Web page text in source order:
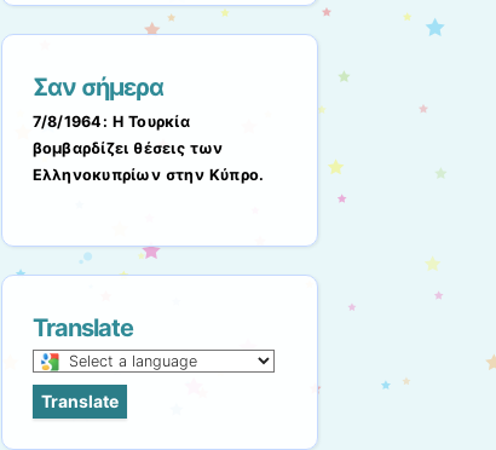
Σαν σήμερα
7/8/1964: Η Τουρκία
βομβαρδίζει θέσεις των
Ελληνοκυπρίων στην Κύπρο.
Translate
Select
a
Translate